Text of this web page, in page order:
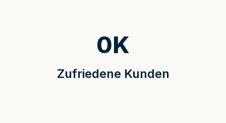
Zufriedene Kunden
0K